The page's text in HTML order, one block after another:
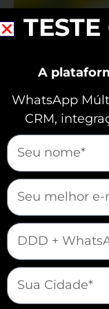
QR Codes na
Podem Ser
Marketing
Você sabia que os
Como
Podem
Usados
Engajamento
A
WhatsApp
CRM,
mauticform[nome]
mauticform[email]
mauticform[telefone]
mauticform[cidade]